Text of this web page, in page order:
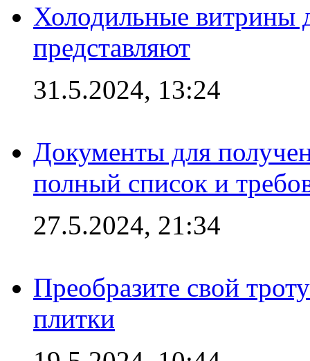
Холодильные витрины
представляют
31.5.2024, 13:24
Документы для
полный список и
27.5.2024, 21:34
Преобразите свой
плитки